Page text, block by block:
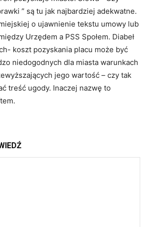
” są tu jak najbardziej adekwatne.
o ujawnienie tekstu umowy lub
Urzędem a PSS Społem. Diabeł
koszt pozyskania placu może być
niedogodnych dla miasta warunkach
jego wartość – czy tak
treść ugody. Inaczej nazwę to